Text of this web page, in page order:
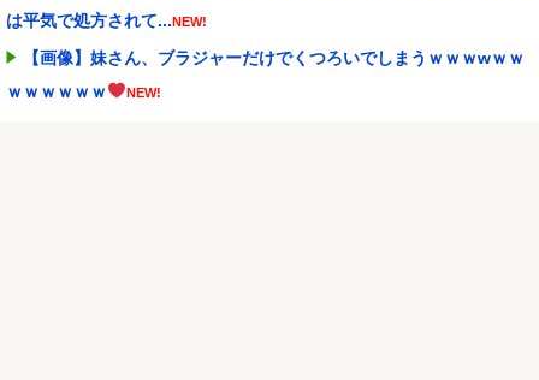
は平気で処方されて...NEW!
【画像】妹さん、ブラジャーだけでくつろいでしまうｗｗｗwｗｗ
ｗｗｗｗｗｗ
NEW!